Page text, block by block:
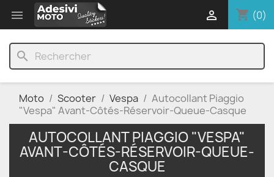
 shopping_cart (0)

search
Moto Scooter Vespa
Autocollant Piaggio
"Vespa" Avant-Côtés-Réservoir-Queue-Casque
AUTOCOLLANT PIAGGIO "VESPA"
AVANT-CÔTÉS-RÉSERVOIR-QUEUE-
CASQUE